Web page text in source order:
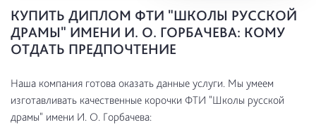
КУПИТЬ ДИПЛОМ ФТИ "ШКОЛЫ РУССКОЙ
ДРАМЫ" ИМЕНИ И. О. ГОРБАЧЕВА: КОМУ
ОТДАТЬ ПРЕДПОЧТЕНИЕ
Наша компания готова оказать данные услуги. Мы умеем
изготавливать качественные корочки ФТИ "Школы русской
драмы" имени И. О. Горбачева: